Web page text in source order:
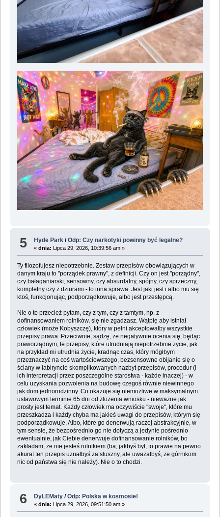
5 Hyde Park /Odp: Czy narkotyki powinny być legalne?
«dnia: Lipca 29, 2026, 10:39:56 am »
Ty filozofujesz niepotrzebnie. Zestaw przepisów obowiązujących w
danym kraju to "porządek prawny", z definicji. Czy on jest "porządny",
czy bałaganiarski, sensowny, czy absurdalny, spójny, czy sprzeczny,
kompletny czy z dziurami - to inna sprawa. Jest jaki jest i albo mu się
ktoś, funkcjonując, podporządkowuje, albo jest przestępcą.
Nie o to przecież pytam, czy z tym, czy z tamtym, np. z
dofinansowaniem rolników, się nie zgadzasz. Wątpię aby istniał
człowiek (może Kobyszczę), który w pełni akceptowałby wszystkie
przepisy prawa. Przeciwnie, sądzę, że negatywnie ocenia się, będąc
praworządnym, te przepisy, które utrudniają niepotrzebnie życie, jak
na przykład mi utrudnia życie, kradnąc czas, który mógłbym
przeznaczyć na coś wartościowszego, bezsensowne obijanie się o
ściany w labiryncie skomplikowanych nazbyt przepisów, procedur (i
ich interpretacji przez poszczególne starostwa - każde inaczej) - w
celu uzyskania pozwolenia na budowę czegoś równie niewinnego
jak dom jednorodzinny. Co okazuje się niemożliwe w maksymalnym
ustawowym terminie 65 dni od złożenia wniosku - nieważne jak
prosty jest temat. Każdy człowiek ma oczywiście "swoje", które mu
przeszkadza i każdy chyba ma jakieś uwagi do przepisów, którym się
podporządkowuje. Albo, które go denerwują raczej abstrakcyjnie, w
tym sensie, że bezpośrednio go nie dotyczą a jedynie pośrednio
ewentualnie, jak Ciebie denerwuje dofinansowanie rolników, bo
zakładam, że nie jesteś rolnikiem (ba, jakbyś był, to prawie na pewno
akurat ten przepis uznałbyś za słuszny, ale uważałbyś, że górnikom
nic od państwa się nie należy). Nie o to chodzi.
6 DyLEMaty /Odp: Polska w kosmosie!
«dnia: Lipca 29, 2026, 09:51:50 am »